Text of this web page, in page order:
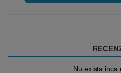
Nu exista inca